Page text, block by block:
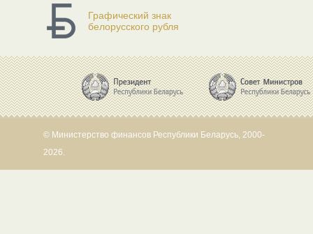
Графический знак
белорусского рубля
© Министерство финансов Республики Беларусь, 2000-
2026.